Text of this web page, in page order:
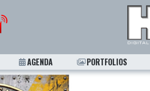
AGENDA PORTFOLIOS